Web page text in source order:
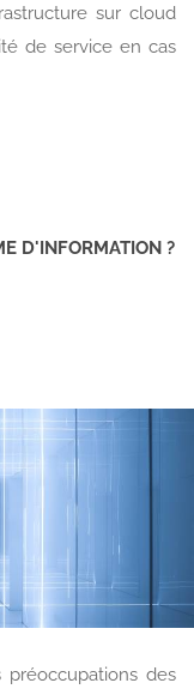
sur cloud
de service en cas
D'INFORMATION ?
des